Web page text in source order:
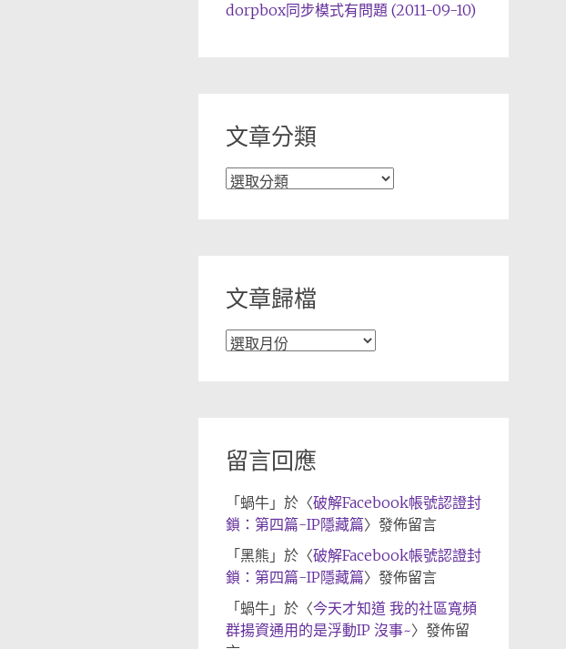
dorpbox同步模式有問題 (2011-09-10)
文章分類
文
文章歸檔
文
留言回應
「 蝸牛」於〈破解Facebook帳號認證封
鎖：第四篇-IP隱藏篇〉發佈留言
「 黑熊 」於〈破解Facebook帳號認證封
鎖：第四篇-IP隱藏篇〉發佈留言
「 蝸牛」於〈今天才知道 我的社區寬頻
群揚資通用的是浮動IP 沒事~〉發佈留